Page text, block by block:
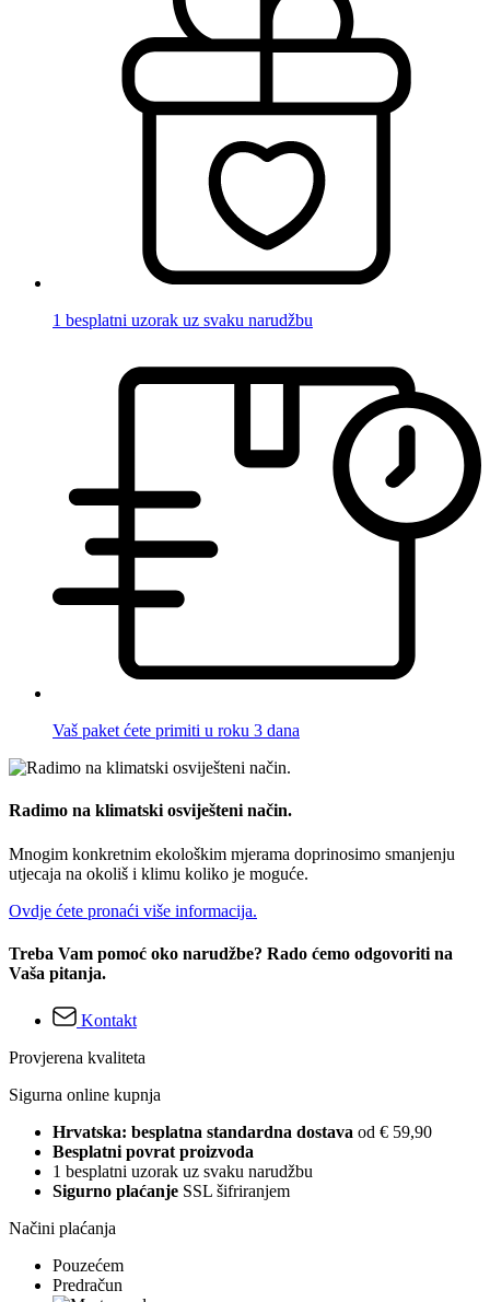
1 besplatni uzorak uz svaku narudžbu
Vaš paket ćete primiti u roku 3 dana
Radimo na klimatski osviješteni način.
Mnogim konkretnim ekološkim mjerama doprinosimo smanjenju
utjecaja na okoliš i klimu koliko je moguće.
Ovdje ćete pronaći više informacija.
Treba Vam pomoć oko narudžbe? Rado ćemo odgovoriti na
Vaša pitanja.
Kontakt
Provjerena kvaliteta
Sigurna online kupnja
Hrvatska: besplatna standardna dostava od € 59,90
Besplatni povrat proizvoda
1 besplatni uzorak uz svaku narudžbu
Sigurno plaćanje SSL šifriranjem
Načini plaćanja
Pouzećem
Predračun